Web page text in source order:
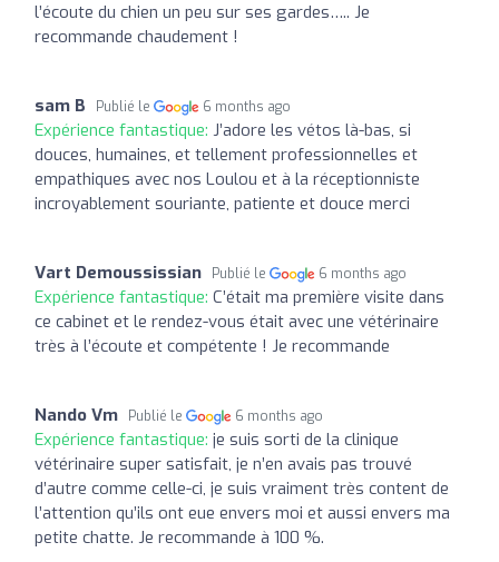
l’écoute du chien un peu sur ses gardes….. Je
recommande chaudement !
sam B Publié le 6 months ago
Expérience fantastique: J’adore les vétos là-bas, si
douces, humaines, et tellement professionnelles et
empathiques avec nos Loulou et à la réceptionniste
incroyablement souriante, patiente et douce merci
Vart Demoussissian Publié le 6 months ago
Expérience fantastique: C’était ma première visite dans
ce cabinet et le rendez-vous était avec une vétérinaire
très à l’écoute et compétente ! Je recommande
Nando Vm Publié le 6 months ago
Expérience fantastique: je suis sorti de la clinique
vétérinaire super satisfait, je n’en avais pas trouvé
d’autre comme celle-ci, je suis vraiment très content de
l’attention qu’ils ont eue envers moi et aussi envers ma
petite chatte. Je recommande à 100 %.